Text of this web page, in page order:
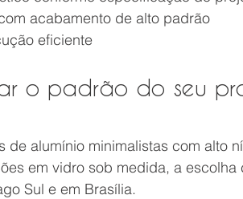
acabamento de alto padrão
eficiente
o padrão do seu
de alumínio minimalistas com alto
em vidro sob medida, a escolha
Sul e em Brasília.